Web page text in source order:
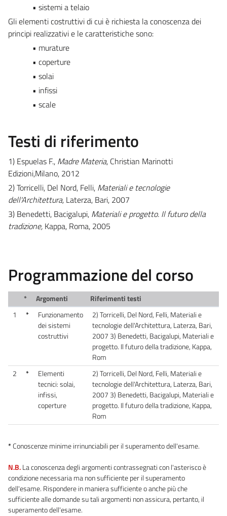
• sistemi a telaio
Gli elementi costruttivi di cui è richiesta la conoscenza dei
principi realizzativi e le caratteristiche sono:
• murature
• coperture
• solai
• infissi
• scale
Testi di riferimento
1) Espuelas F., Madre Materia, Christian Marinotti
Edizioni,Milano, 2012
2) Torricelli, Del Nord, Felli, Materiali e tecnologie
dell'Architettura, Laterza, Bari, 2007
3) Benedetti, Bacigalupi, Materiali e progetto. Il futuro della
tradizione, Kappa, Roma, 2005
Programmazione del corso
* Argomenti
Riferimenti testi
1
*
Funzionamento
dei sistemi
costruttivi
2) Torricelli, Del Nord, Felli, Materiali e
tecnologie dell'Architettura, Laterza, Bari,
2007 3) Benedetti, Bacigalupi, Materiali e
progetto. Il futuro della tradizione, Kappa,
Rom
2
*
Elementi
tecnici: solai,
infissi,
coperture
2) Torricelli, Del Nord, Felli, Materiali e
tecnologie dell'Architettura, Laterza, Bari,
2007 3) Benedetti, Bacigalupi, Materiali e
progetto. Il futuro della tradizione, Kappa,
Rom
*Conoscenze minime irrinunciabili per il superamento dell'esame.
N.B.La conoscenza degli argomenti contrassegnati con l'asterisco è
condizione necessaria ma non sufficiente per il superamento
dell'esame. Rispondere in maniera sufficiente o anche più che
sufficiente alle domande su tali argomenti non assicura, pertanto, il
superamento dell'esame.